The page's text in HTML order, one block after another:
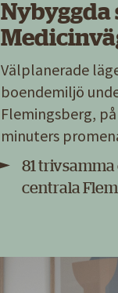
Nybyggda
Välplanerade
boendemiljö
Flemingsberg,
minuters
81
centrala